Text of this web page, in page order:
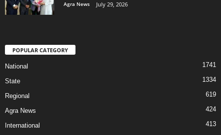
Agra News July 29, 2026
POPULAR CATEGORY
National 1741
State 1334
Regional 619
Agra News 424
International 413